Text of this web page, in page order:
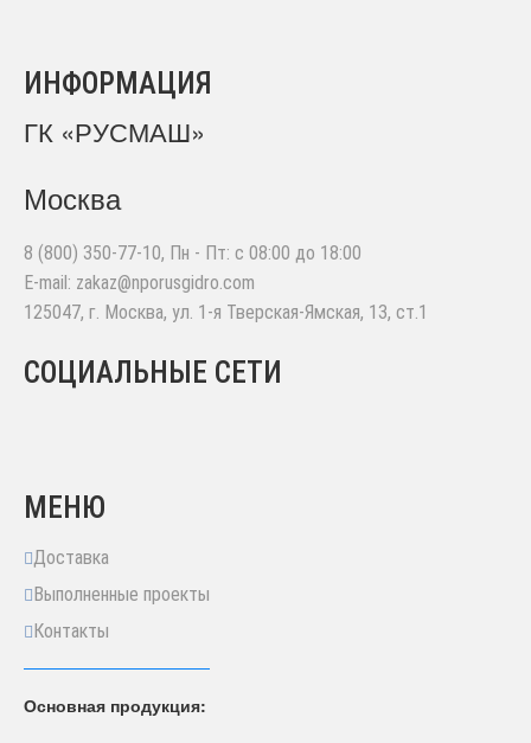
ИНФОРМАЦИЯ
ГК «РУСМАШ»
Москва
8 (800) 350-77-10, Пн - Пт: с 08:00 до 18:00
E-mail: zakaz@nporusgidro.com
125047, г. Москва, ул. 1-я Тверская-Ямская, 13, ст.1
СОЦИАЛЬНЫЕ СЕТИ
МЕНЮ
Доставка
Выполненные проекты
Контакты
Основная продукция: